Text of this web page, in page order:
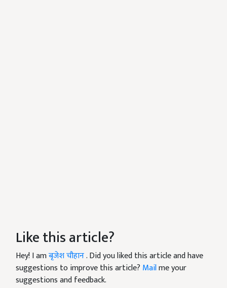
Like this article?
Hey! I amबृजेश चौहान. Did you liked this article and have
suggestions to improve this article? Mailme your
suggestions and feedback.